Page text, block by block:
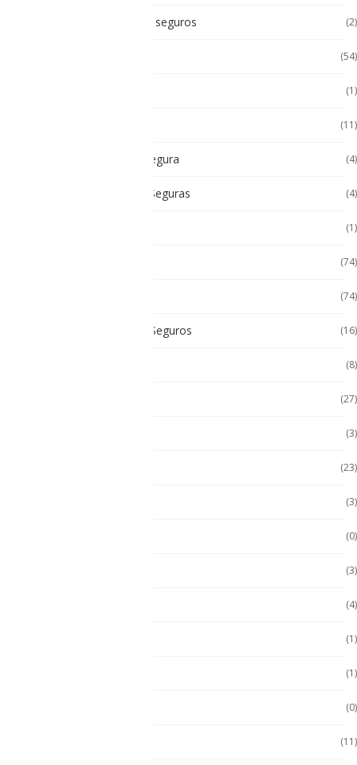
Accesorios Intrínsicamente seguros (2)
(54)
(1)
(11)
Cámara Intrínsecamente Segura (4)
Cámaras Intrínsecamente Seguras (4)
(1)
(74)
(74)
Celulares Intrínsecamente Seguros (16)
(8)
(27)
(3)
(23)
(3)
(0)
(3)
(4)
(1)
(1)
(0)
(11)